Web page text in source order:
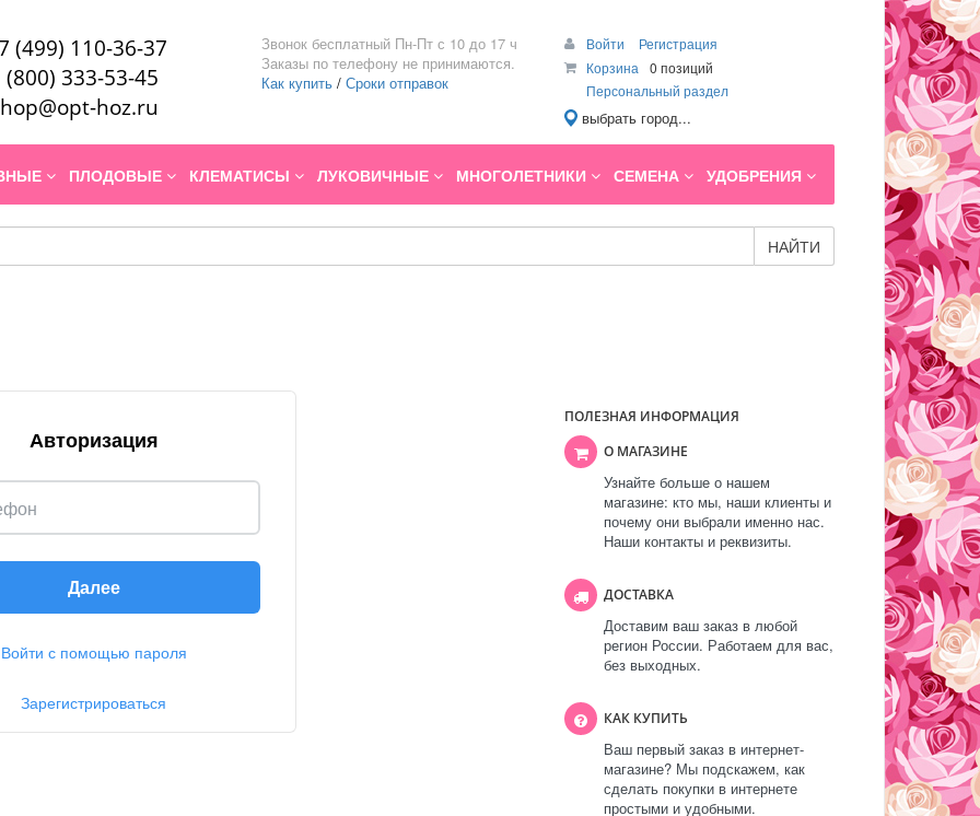
(499) 110-36-37
(800) 333-53-45
hoz.ru
Звонок бесплатный Пн-Пт с 10 до 17 ч
Заказы по телефону не принимаются.
Как купить / Сроки отправок
Войти
Регистрация
Корзина
0 позиций
Персональный раздел
выбрать город...
ПЛОДОВЫЕ КЛЕМАТИСЫ ЛУКОВИЧНЫЕ МНОГОЛЕТНИКИ СЕМЕНА УДОБРЕНИЯ
НАЙТИ
Авторизация
Далее
Войти с помощью пароля
Зарегистрироваться
ПОЛЕЗНАЯ ИНФОРМАЦИЯ
О МАГАЗИНЕ
Узнайте больше о нашем
магазине: кто мы, наши клиенты и
почему они выбрали именно нас.
Наши контакты и реквизиты.
ДОСТАВКА
Доставим ваш заказ в любой
регион России. Работаем для вас,
без выходных.
КАК КУПИТЬ
Ваш первый заказ в интернет-
магазине? Мы подскажем, как
сделать покупки в интернете
простыми и удобными.